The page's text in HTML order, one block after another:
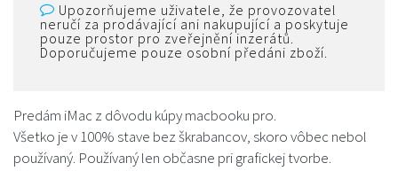
Upozorňujeme uživatele, že provozovatel
neručí za prodávající ani nakupující a poskytuje
pouze prostor pro zveřejnění inzerátů.
Doporučujeme pouze osobní předáni zboží.
Predám iMac z dôvodu kúpy macbooku pro.
Všetko je v 100% stave bez škrabancov, skoro vôbec nebol
používaný. Používaný len občasne pri grafickej tvorbe.